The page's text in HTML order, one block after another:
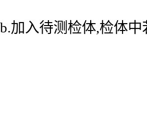
b.加入待测检体,检体